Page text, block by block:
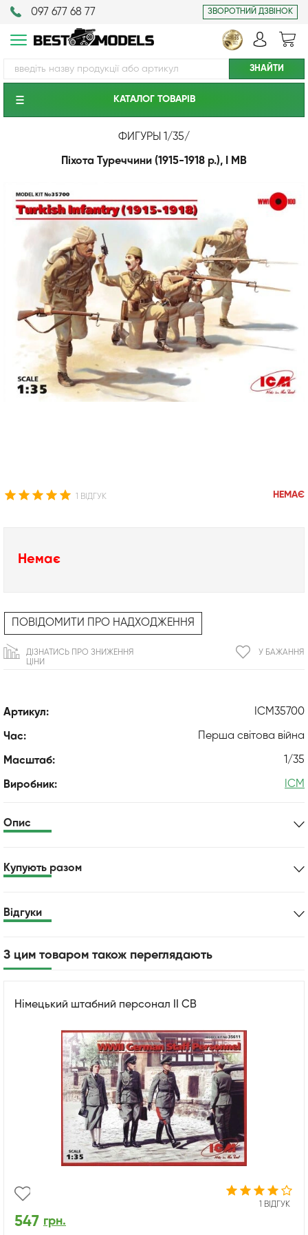
097 677 68 77 ЗВОРОТНИЙ ДЗВІНОК
КАТАЛОГ ТОВАРIВ
ФИГУРЫ 1/35/
Піхота Туреччини (1915-1918 р.), І МВ
1 ВІДГУК НЕМАЄ
Артикул: ICM35700
Час: Перша світова війна
Масштаб: 1/35
Виробник: ICM
Немає
ПОВІДОМИТИ ПРО НАДХОДЖЕННЯ
У БАЖАННЯ
ДІЗНАТИСЬ ПРО ЗНИЖЕННЯ
ЦІНИ
Опис
Купують разом
Відгуки
З цим товаром також переглядають
Німецький штабний персонал ІІ CВ
1 ВІДГУК
547 грн.